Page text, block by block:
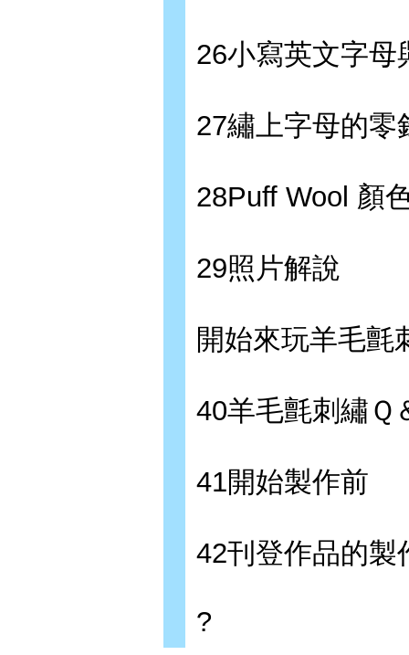
26小寫英文字母
27繡上字母的零
28Puff Wool 顏
29照片解說
開始來玩羊毛氈
40羊毛氈刺繡Ｑ
41開始製作前
42刊登作品的製
?